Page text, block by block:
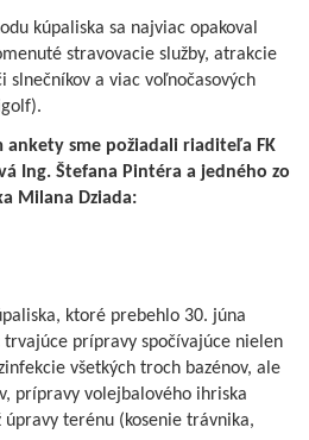
kúpaliska sa najviac opakoval
stravovacie služby, atrakcie
a viac voľnočasových
sme požiadali riaditeľa FK
Ing. Štefana Pintéra a jedného zo
Milana Dziada:
ktoré prebehlo 30. júna
prípravy spočívajúce nielen
všetkých troch bazénov, ale
prípravy volejbalového ihriska
terénu (kosenie trávnika,